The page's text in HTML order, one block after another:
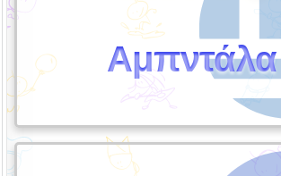
Αμπντάλα